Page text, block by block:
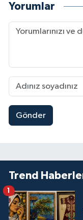
Yorumlar
Gönder
Trend
1